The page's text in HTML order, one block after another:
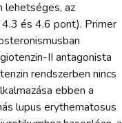
lehetséges, az
és 4.6 pont). Primer
II antagonista
rendszerben nincs
ebben a
lupus erythematosus